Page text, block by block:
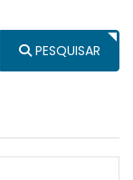
PESQUISAR